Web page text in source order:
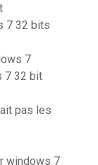
7 32 bits
7
7 32 bit
pas les
windows 7